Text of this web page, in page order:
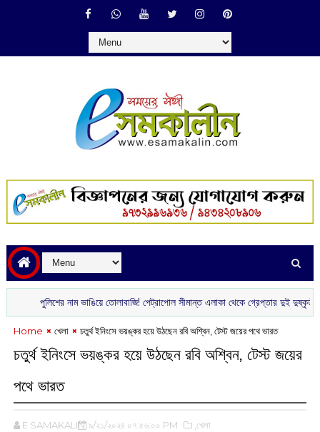
পুলিশের নাম ভাঙিয়ে তোলাবাজি! পেট্রাপোল সীমান্ত এলাকা থেকে গ্রেপ্তার দুই দুষ্কৃতী
Home খেলা চতুর্থ ইনিংসে ভয়ঙ্কর হয়ে উঠছেন রবি অশ্বিন, টেস্ট জয়ের পথে ভারত
চতুর্থ ইনিংসে ভয়ঙ্কর হয়ে উঠছেন রবি অশ্বিন, টেস্ট জয়ের
পথে ভারত
E SAMAKALIN ৯/২১/২০২৪ ০৭:৫৬:০০ PM ,খেলা